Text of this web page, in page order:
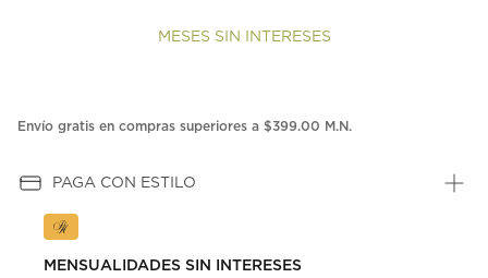
MESES SIN INTERESES
Envío gratis en compras superiores a $399.00 M.N.
PAGA CON ESTILO
MENSUALIDADES SIN INTERESES